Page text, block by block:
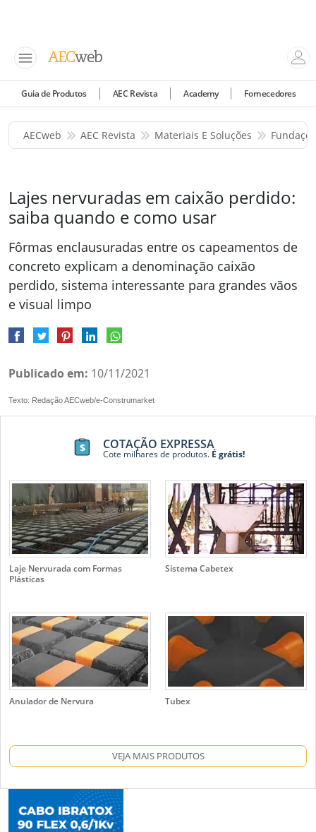
Guia de Produtos AEC Revista Academy Fornecedores
AECweb AEC Revista Materiais E Soluções
Lajes nervuradas em caixão perdido:
saiba quando e como usar
Fôrmas enclausuradas entre os capeamentos de
concreto explicam a denominação caixão
perdido, sistema interessante para grandes vãos
e visual limpo
Publicado em: 10/11/2021
Texto: Redação AECweb/e-Construmarket
COTAÇÃO EXPRESSA
Cote milhares de produtos.É grátis!
Laje Nervurada com Formas
Plásticas
Sistema Cabetex
Anulador de Nervura Tubex
VEJA MAIS PRODUTOS